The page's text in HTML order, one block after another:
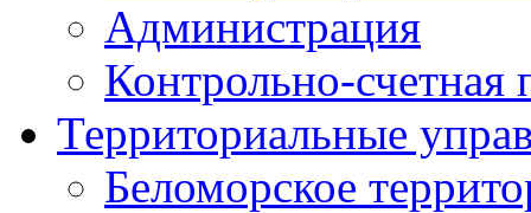
Администрация
Контрольно-счетная
Территориальные
Беломорское